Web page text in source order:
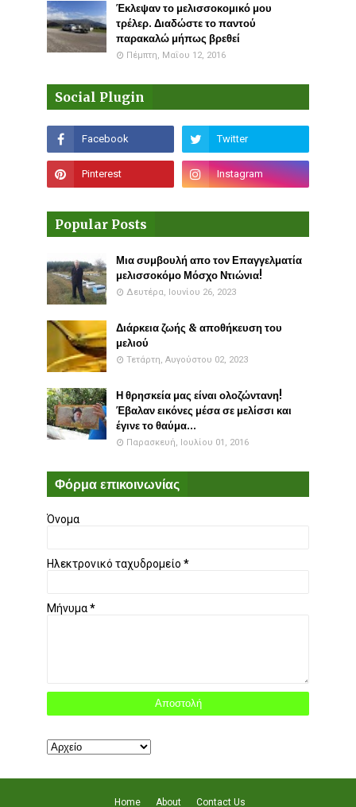
Έκλεψαν το μελισσοκομικό μου
τρέλερ. Διαδώστε το παντού
παρακαλώ μήπως βρεθεί
Πέμπτη, Μαΐου 12, 2016
Social Plugin
Popular Posts
Μια συμβουλή απο τον Επαγγελματία
μελισσοκόμο Μόσχο Ντιώνια!
Δευτέρα, Ιουνίου 26, 2023
Διάρκεια ζωής & αποθήκευση του
μελιού
Τετάρτη, Αυγούστου 02, 2023
Η θρησκεία μας είναι ολοζώντανη!
Έβαλαν εικόνες μέσα σε μελίσσι και
έγινε το θαύμα...
Παρασκευή, Ιουλίου 01, 2016
Φόρμα επικοινωνίας
Όνομα
Ηλεκτρονικό ταχυδρομείο *
Μήνυμα*
Home About Contact Us